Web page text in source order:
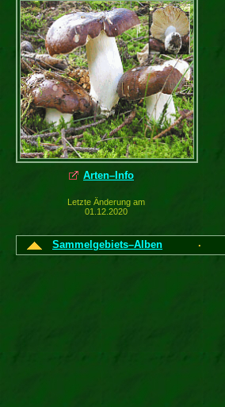
Arten–Info
Letzte Änderung am
01.12.2020
Sammelgebiets–Alben ·